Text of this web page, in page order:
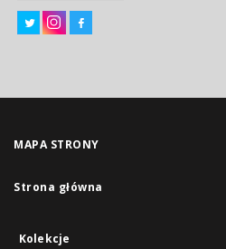
MAPA STRONY
Strona główna
Kolekcje